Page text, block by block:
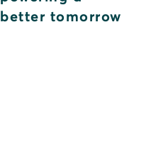
better tomorrow